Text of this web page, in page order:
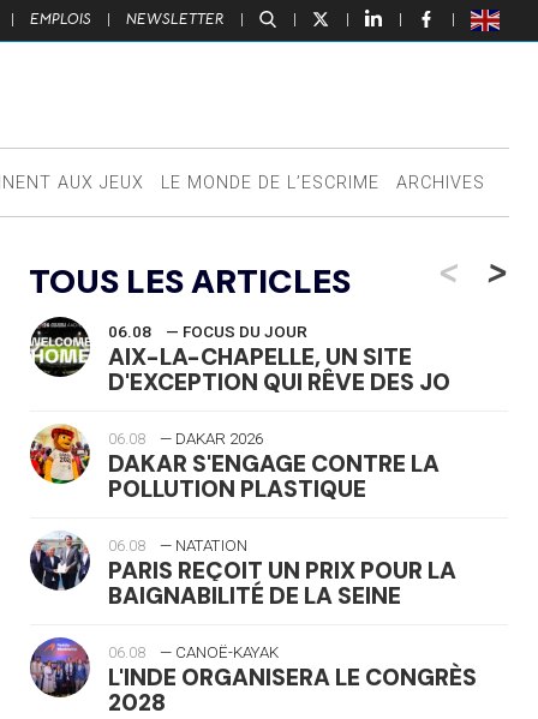
| EMPLOIS | NEWSLETTER | | | | |
AUX JEUX LE MONDE DE L’ESCRIME ARCHIVES
TOUS LES ARTICLES <
06.08 — FOCUS DU JOUR
AIX-LA-CHAPELLE, UN SITE
D'EXCEPTION QUI RÊVE DES JO
06.08 — DAKAR 2026
DAKAR S'ENGAGE CONTRE LA
POLLUTION PLASTIQUE
06.08 — NATATION
PARIS REÇOIT UN PRIX POUR LA
BAIGNABILITÉ DE LA SEINE
06.08 — CANOË-KAYAK
L'INDE ORGANISERA LE CONGRÈS
2028
>